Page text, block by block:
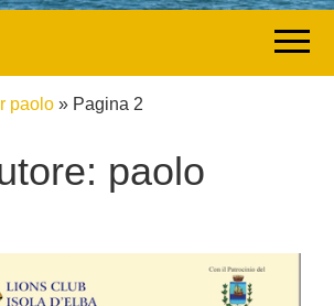
paolo » Pagina 2
paolo